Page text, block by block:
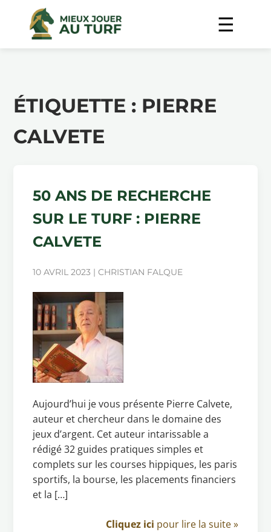
ÉTIQUETTE : PIERRE
CALVETE
50 ANS DE RECHERCHE
SUR LE TURF : PIERRE
CALVETE
10 AVRIL 2023 | CHRISTIAN FALQUE
Aujourd’hui je vous présente Pierre Calvete,
auteur et chercheur dans le domaine des
jeux d’argent. Cet auteur intarissable a
rédigé 32 guides pratiques simples et
complets sur les courses hippiques, les paris
sportifs, la bourse, les placements financiers
et la […]
Cliquez ici pour lire la suite »